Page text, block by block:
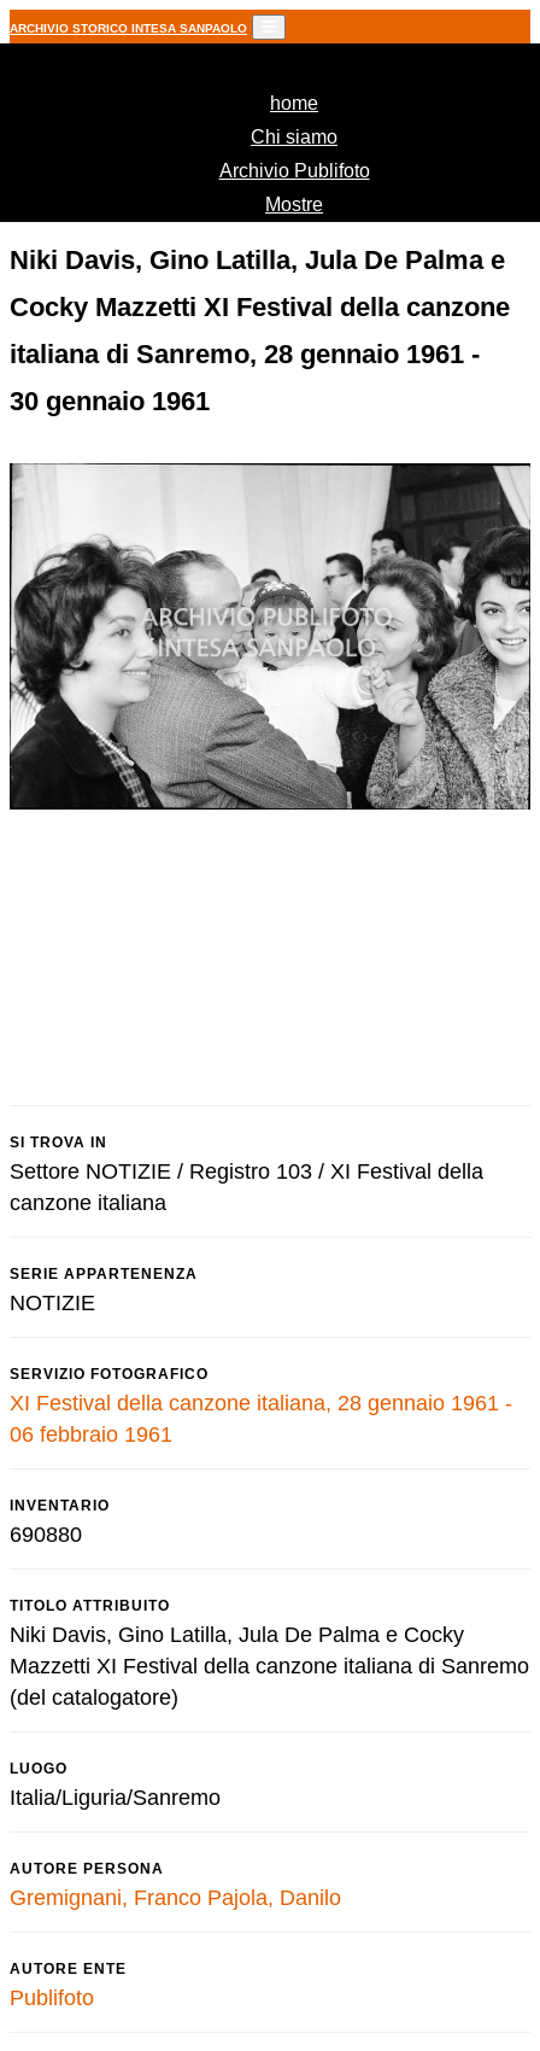
ARCHIVIO STORICO INTESA SANPAOLO
home(current)
Chi siamo
Archivio Publifoto
Mostre
Niki Davis, Gino Latilla, Jula De Palma e
Cocky Mazzetti XI Festival della canzone
italiana di Sanremo, 28 gennaio 1961 -
30 gennaio 1961
SI TROVA IN
Settore NOTIZIE / Registro 103 / XI Festival della
canzone italiana
SERIE APPARTENENZA
NOTIZIE
SERVIZIO FOTOGRAFICO
XI Festival della canzone italiana, 28 gennaio 1961 -
06 febbraio 1961
INVENTARIO
690880
TITOLO ATTRIBUITO
Niki Davis, Gino Latilla, Jula De Palma e Cocky
Mazzetti XI Festival della canzone italiana di Sanremo
(del catalogatore)
LUOGO
Italia/Liguria/Sanremo
AUTORE PERSONA
Gremignani, Franco Pajola, Danilo
AUTORE ENTE
Publifoto